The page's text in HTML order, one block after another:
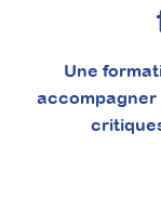
Une
accompagner